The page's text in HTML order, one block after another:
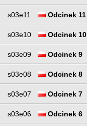
s03e11 Odcinek 11
s03e10 Odcinek 10
s03e09 Odcinek 9
s03e08 Odcinek 8
s03e07 Odcinek 7
s03e06 Odcinek 6